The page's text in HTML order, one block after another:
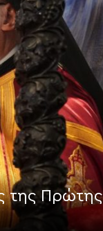
της Πρώτης